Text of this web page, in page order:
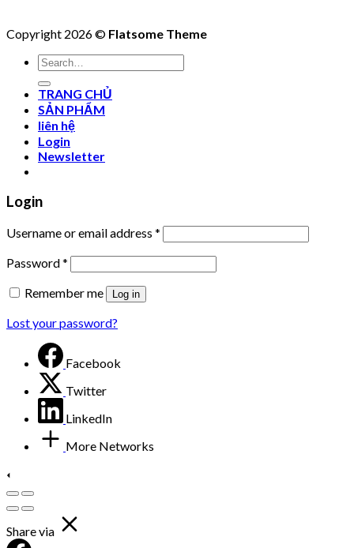
Copyright 2026 © Flatsome Theme
Search
for:
TRANG CHỦ
SẢN PHẨM
liên hệ
Login
Newsletter
Login
Username or email address *
Password*
Remember me
Log in
Lost your password?
Facebook
Twitter
LinkedIn
More Networks
Share via